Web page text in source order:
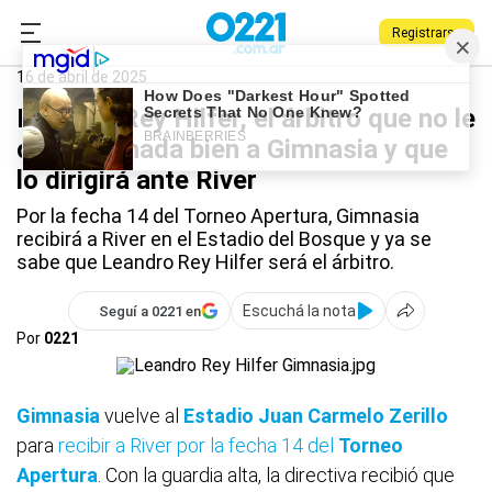
Registrarse
0221.com.ar Deportes
16 de abril de 2025
Leandro Rey Hilfer, el árbitro que no le
cae para nada bien a Gimnasia y que
lo dirigirá ante River
Por la fecha 14 del Torneo Apertura, Gimnasia
recibirá a River en el Estadio del Bosque y ya se
sabe que Leandro Rey Hilfer será el árbitro.
Seguí a 0221 en
Escuchá la nota
Por 0221
Gimnasia vuelve al Estadio Juan Carmelo Zerillo
para recibir a River por la fecha 14 del Torneo
Apertura . Con la guardia alta, la directiva recibió que